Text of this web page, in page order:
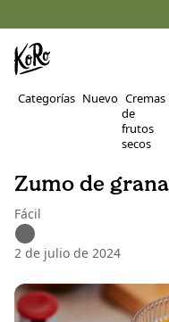
Categorías Nuevo Cremas
de
frutos
secos
Zumo de
Fácil
2 de julio de 2024